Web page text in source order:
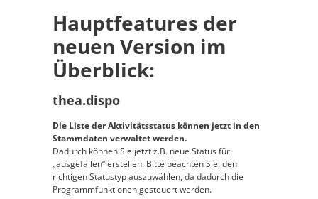
Hauptfeatures der
neuen Version im
Überblick:
thea.dispo
Die Liste der Aktivitätsstatus können jetzt in den
Stammdaten verwaltet werden.
Dadurch können Sie jetzt z.B. neue Status für
„ausgefallen“ erstellen. Bitte beachten Sie, den
richtigen Statustyp auszuwählen, da dadurch die
Programmfunktionen gesteuert werden.